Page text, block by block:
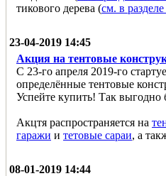
тикового дерева (см. в разделе
23-04-2019 14:45
Акция на тентовые
С 23-го апреля 2019-го
определённые тентовые
Успейте купить! Так выгодно
Акцтя распространяется на
гаражи и тетовые сараи, а
08-01-2019 14:44